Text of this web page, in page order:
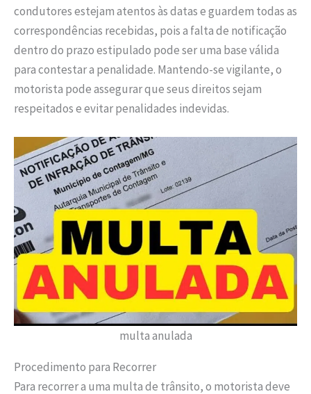
condutores estejam atentos às datas e guardem todas as
correspondências recebidas, pois a falta de notificação
dentro do prazo estipulado pode ser uma base válida
para contestar a penalidade. Mantendo-se vigilante, o
motorista pode assegurar que seus direitos sejam
respeitados e evitar penalidades indevidas.
multa anulada
Procedimento para Recorrer
Para recorrer a uma multa de trânsito, o motorista deve